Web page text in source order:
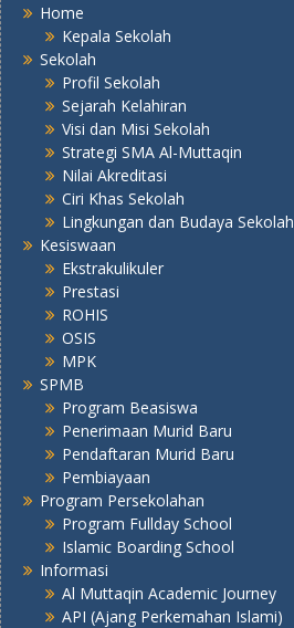
Home
Kepala Sekolah
Sekolah
Profil Sekolah
Sejarah Kelahiran
Visi dan Misi Sekolah
Strategi SMA Al-Muttaqin
Nilai Akreditasi
Ciri Khas Sekolah
Lingkungan dan Budaya Sekolah
Kesiswaan
Ekstrakulikuler
Prestasi
ROHIS
OSIS
MPK
SPMB
Program Beasiswa
Penerimaan Murid Baru
Pendaftaran Murid Baru
Pembiayaan
Program Persekolahan
Program Fullday School
Islamic Boarding School
Informasi
Al Muttaqin Academic Journey
API (Ajang Perkemahan Islami)